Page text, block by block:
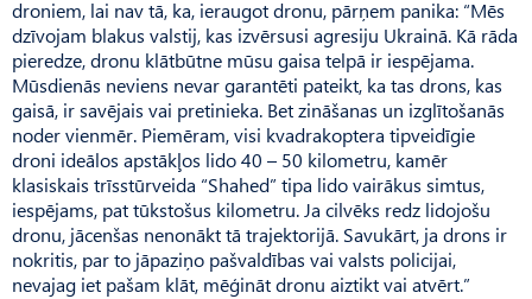
droniem, lai nav tā, ka, ieraugot dronu, pārņem panika: “Mēs
dzīvojam blakus valstij, kas izvērsusi agresiju Ukrainā. Kā rāda
pieredze, dronu klātbūtne mūsu gaisa telpā ir iespējama.
Mūsdienās neviens nevar garantēti pateikt, ka tas drons, kas
gaisā, ir savējais vai pretinieka. Bet zināšanas un izglītošanās
noder vienmēr. Piemēram, visi kvadrakoptera tipveidīgie
droni ideālos apstākļos lido 40 – 50 kilometru, kamēr
klasiskais trīsstūrveida “Sha­hed” tipa lido vairākus simtus,
iespējams, pat tūkstošus kilometru. Ja cilvēks redz lidojošu
dronu, jācenšas nenonākt tā trajektorijā. Savukārt, ja drons ir
nokritis, par to jāpaziņo pašvaldības vai valsts policijai,
nevajag iet pašam klāt, mēģināt dronu aiztikt vai atvērt.”